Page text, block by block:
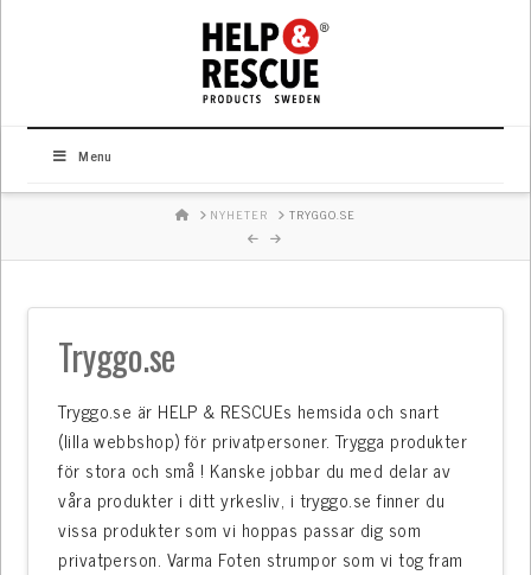
Menu
HOMENYHETER TRYGGO.SE
Tryggo.se
Tryggo.se är HELP & RESCUEs hemsida och snart
(lilla webbshop) för privatpersoner. Trygga produkter
för stora och små ! Kanske jobbar du med delar av
våra produkter i ditt yrkesliv, i tryggo.se finner du
vissa produkter som vi hoppas passar dig som
privatperson. Varma Foten strumpor som vi tog fram